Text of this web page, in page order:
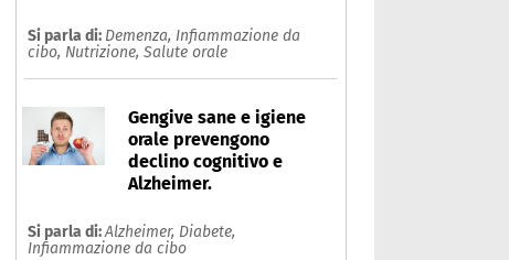
Si parla di: Demenza, Infiammazione da
cibo, Nutrizione, Salute orale
Gengive sane e igiene
orale prevengono
declino cognitivo e
Alzheimer.
Si parla di:Alzheimer, Diabete,
Infiammazione da cibo